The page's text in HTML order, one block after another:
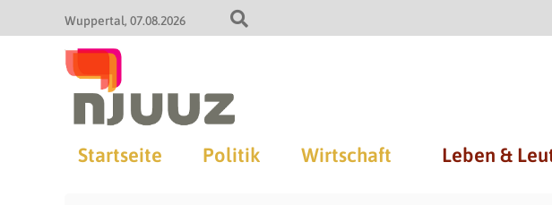
Wuppertal 07.08.2026
Startseite Politik Wirtschaft Leben &